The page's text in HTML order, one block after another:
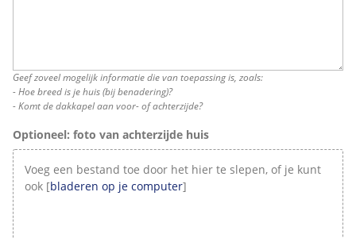
Geef zoveel mogelijk informatie die van toepassing is, zoals:
- Hoe breed is je huis (bij benadering)?
- Komt de dakkapel aan voor- of achterzijde?
Optioneel: foto van achterzijde huis
Voeg een bestand toe door het hier te slepen, of je kunt
ook [bladeren op je computer]